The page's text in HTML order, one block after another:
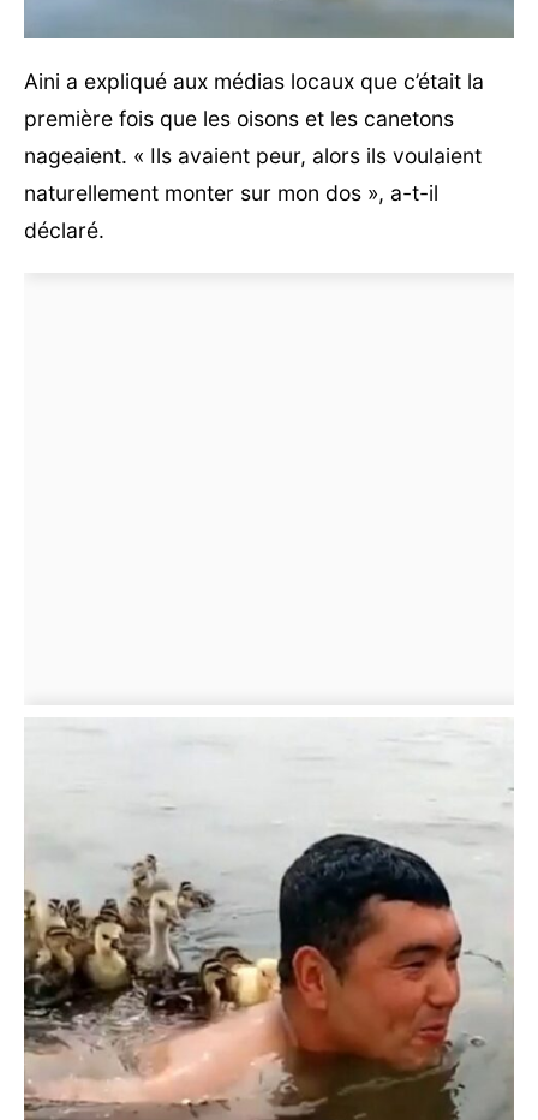
Aini a expliqué aux médias locaux que c’était la
première fois que les oisons et les canetons
nageaient. « Ils avaient peur, alors ils voulaient
naturellement monter sur mon dos », a-t-il
déclaré.